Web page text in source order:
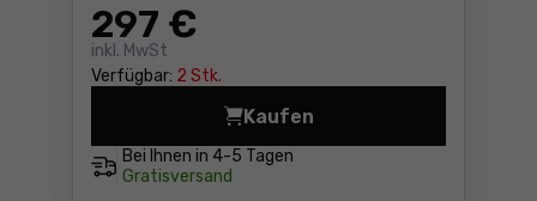
297 €
inkl. MwSt
Verfügbar: 2 Stk.
Bei Ihnen in 4-5 Tagen
Gratisversand
Kaufen
Tacker Makita ST113DWAJ